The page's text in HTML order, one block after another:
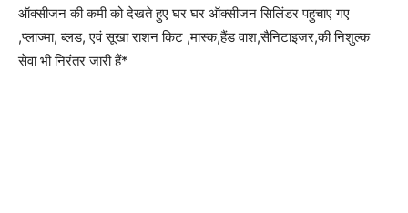
ऑक्सीजन की कमी को देखते हुए घर घर ऑक्सीजन सिलिंडर पहुचाए गए
,प्लाज्मा, ब्लड, एवं सूखा राशन किट ,मास्क,हैंड वाश,सैनिटाइजर,की निशुल्क
सेवा भी निरंतर जारी हैं*